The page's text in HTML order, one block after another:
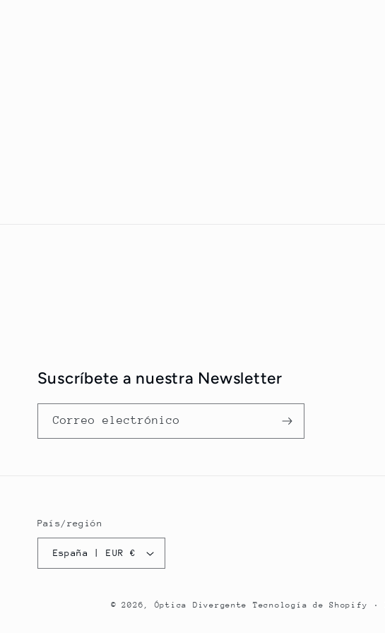
Suscríbete a nuestra Newsletter
Correo electrónico
País/región
España | EUR €
© 2026,Óptica Divergente Tecnología de Shopify